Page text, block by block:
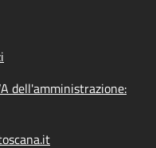
dell'amministrazione: